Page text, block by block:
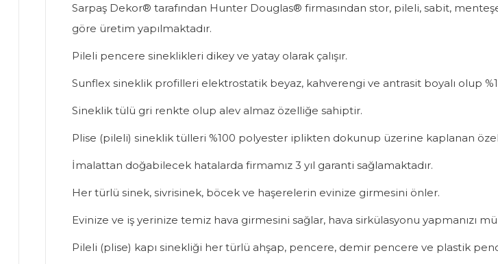
Sarpaş Dekor® tarafından Hunter Douglas® firmasından stor, pileli, sabit,
göre üretim yapılmaktadır.
Pileli pencere sineklikleri dikey ve yatay olarak çalışır.
Sunflex sineklik profilleri elektrostatik beyaz, kahverengi ve antrasit boyalı olup
Sineklik tülü gri renkte olup alev almaz özelliğe sahiptir.
Plise (pileli) sineklik tülleri %100 polyester iplikten dokunup üzerine kaplanan
İmalattan doğabilecek hatalarda firmamız 3 yıl garanti sağlamaktadır.
Her türlü sinek, sivrisinek, böcek ve haşerelerin evinize girmesini önler.
Evinize ve iş yerinize temiz hava girmesini sağlar, hava sirkülasyonu yapmanızı
Pileli (plise) kapı sinekliği her türlü ahşap, pencere, demir pencere ve plastik